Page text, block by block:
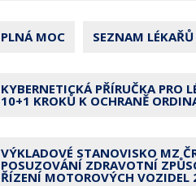
PLNÁ MOC SEZNAM LÉKAŘŮ
KYBERNETICKÁ PŘÍRUČKA PRO
10+1 KROKŮ K OCHRANĚ
VÝKLADOVÉ STANOVISKO MZ
POSUZOVÁNÍ ZDRAVOTNÍ
ŘÍZENÍ MOTOROVÝCH VOZIDEL